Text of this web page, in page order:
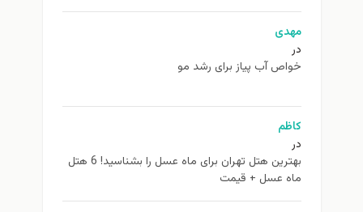
مهدی
در
خواص آب پیاز برای رشد مو
کاظم
در
بهترین هتل تهران برای ماه عسل را بشناسید! 6 هتل
ماه عسل + قیمت